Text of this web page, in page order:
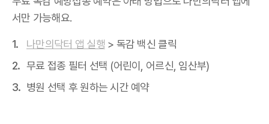
서만 가능해요.
나만의닥터 앱 실행 > 독감 백신 클릭
무료 접종 필터 선택 (어린이, 어르신, 임산부)
병원 선택 후 원하는 시간 예약